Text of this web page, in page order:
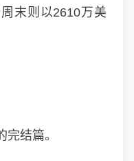
末则以2610万美
完结篇。